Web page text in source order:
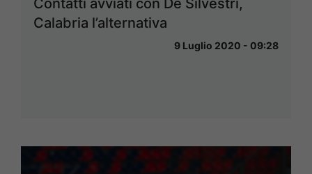
Calabria l’alternativa
9 Luglio 2020 - 09:28